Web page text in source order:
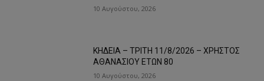
10 Αυγούστου, 2026
ΚΗΔΕΙΑ – ΤΡΙΤΗ 11/8/2026 – ΧΡΗΣΤΟΣ
ΑΘΑΝΑΣΙΟΥ ΕΤΩΝ 80
10 Αυγούστου, 2026